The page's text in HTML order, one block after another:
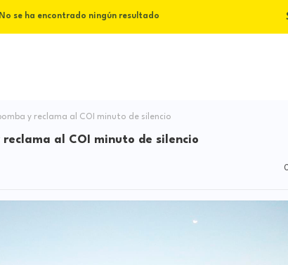
No se ha encontrado ningún resultado
y reclama al COI minuto de silencio
al COI minuto de silencio